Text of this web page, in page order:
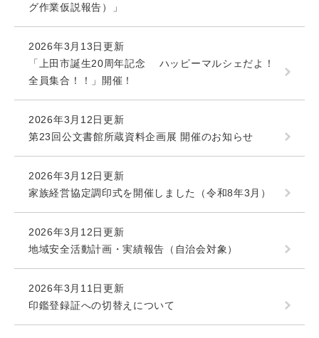
グ作業仮説報告）」
2026年3月13日更新
「上田市誕生20周年記念 ハッピーマルシェだよ！
全員集合！！」開催！
2026年3月12日更新
第23回公文書館所蔵資料企画展 開催のお知らせ
2026年3月12日更新
家族経営協定調印式を開催しました（令和8年3月）
2026年3月12日更新
地域安全活動計画・実績報告（自治会対象）
2026年3月11日更新
印鑑登録証への切替えについて